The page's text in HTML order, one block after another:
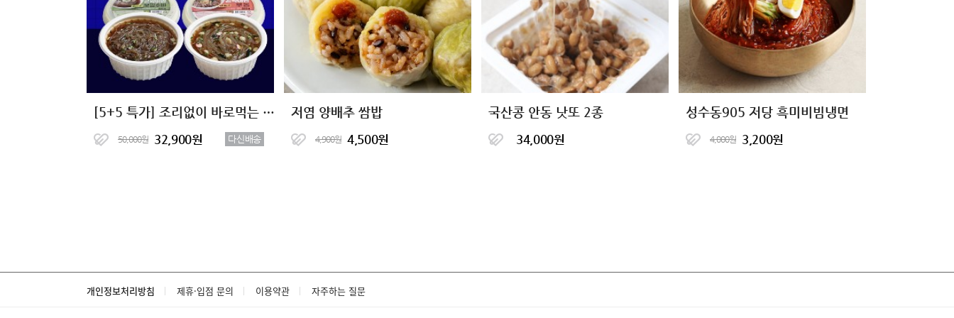
[5+5 특가] 조리없이 바로먹는 저칼로리 곤약이면 2종 (총10팩)
50,000원 32,900원 다신배송
저염 양배추 쌈밥
4,900원 4,500원
국산콩 안동 낫또 2종
34,000원
성수동905 저당 흑미비빔냉면
4,000원 3,200원
개인정보처리방침 제휴·입점 문의 이용약관 자주하는 질문